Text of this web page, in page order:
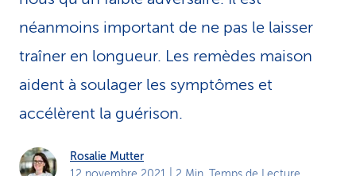
i
c
néanmoins important de ne pas le laisser
traîner en longueur. Les remèdes maison
aident à soulager les symptômes et
accélèrent la guérison.
Rosalie Mutter